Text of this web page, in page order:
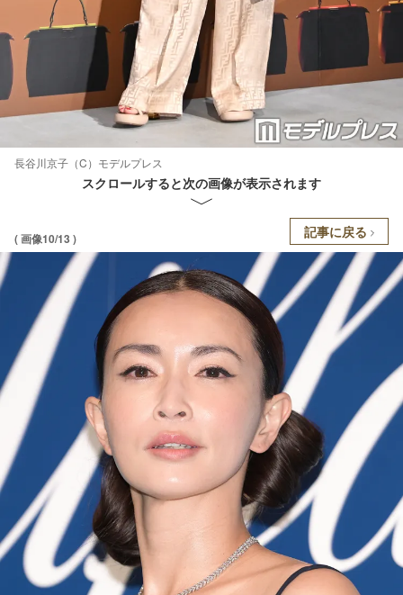
長谷川京子（C）モデルプレス
スクロールすると次の画像が表示されます
( 画像10/13 ) 記事に戻る